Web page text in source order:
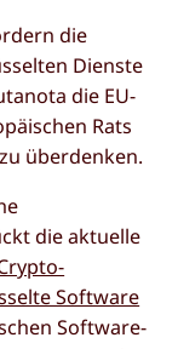
die
Dienste
die EU-
Rats
überdenken.
die aktuelle
Software
Software-